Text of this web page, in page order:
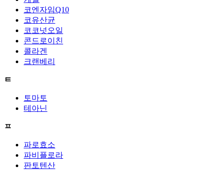
코엔자임Q10
코유산균
코코넛오일
콘드로이친
콜라겐
크랜베리
ㅌ
토마토
테아닌
ㅍ
파로효소
파비플로라
판토텐산